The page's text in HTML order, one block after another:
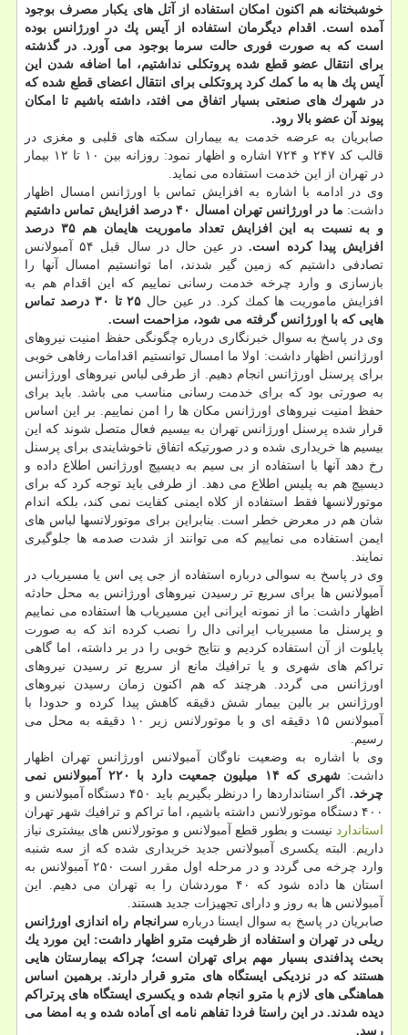
خوشبختانه هم اكنون امكان استفاده از آتل های یكبار مصرف بوجود
آمده است. اقدام دیگرمان استفاده از آیس پك در اورژانس بوده
است كه به صورت فوری حالت سرما بوجود می آورد. در گذشته
برای انتقال عضو قطع شده پروتكلی نداشتیم، اما اضافه شدن این
آیس پك ها به ما كمك كرد پروتكلی برای انتقال اعضای قطع شده كه
در شهرك های صنعتی بسیار اتفاق می افتد، داشته باشیم تا امكان
پیوند آن عضو بالا رود.
صابریان به عرضه خدمت به بیماران سكته های قلبی و مغزی در
قالب كد ۲۴۷ و ۷۲۴ اشاره و اظهار نمود: روزانه بین ۱۰ تا ۱۲ بیمار
در تهران از این خدمت استفاده می نماید.
وی در ادامه با اشاره به افزایش تماس با اورژانس امسال اظهار
داشت:
ما در اورژانس تهران امسال ۴۰ درصد افزایش تماس داشتیم
و به نسبت به این افزایش تعداد ماموریت هایمان هم ۳۵ درصد
افزایش پیدا كرده است.
در عین حال در سال قبل ۵۴ آمبولانس
تصادفی داشتیم كه زمین گیر شدند، اما توانستیم امسال آنها را
بازسازی و وارد چرخه خدمت رسانی نماییم كه این اقدام هم به
افزایش ماموریت ها كمك كرد. در عین حال
۲۵ تا ۳۰ درصد تماس
هایی كه با اورژانس گرفته می شود، مزاحمت است.
وی در پاسخ به سوال خبرنگاری درباره چگونگی حفظ امنیت نیروهای
اورژانس اظهار داشت: اولا ما امسال توانستیم اقدامات رفاهی خوبی
برای پرسنل اورژانس انجام دهیم. از طرفی لباس نیروهای اورژانس
به صورتی بود كه برای خدمت رسانی مناسب می باشد. باید برای
حفظ امنیت نیروهای اورژانس مكان ها را امن نماییم. بر این اساس
قرار شده پرسنل اورژانس تهران به بیسیم فعال متصل شوند كه این
بیسیم ها خریداری شده و در صورتیكه اتفاق ناخوشایندی برای پرسنل
رخ دهد آنها با استفاده از بی سیم به دیسپچ اورژانس اطلاع داده و
دیسپچ هم به پلیس اطلاع می دهد. از طرفی باید توجه كرد كه برای
موتورلانسها فقط استفاده از كلاه ایمنی كفایت نمی كند، بلكه اندام
شان هم در معرض خطر است. بنابراین برای موتورلانسها لباس های
ایمن استفاده می نماییم كه می توانند از شدت صدمه ها جلوگیری
نمایند.
وی در پاسخ به سوالی درباره استفاده از جی پی اس یا مسیریاب در
آمبولانس ها برای سریع تر رسیدن نیروهای اورژانس به محل حادثه
اظهار داشت: ما از نمونه ایرانی این مسیریاب ها استفاده می نماییم
و پرسنل ما مسیریاب ایرانی دال را نصب كرده اند كه به صورت
پایلوت از آن استفاده كردیم و نتایج خوبی را در بر داشته، اما گاهی
تراكم های شهری و یا ترافیك مانع از سریع تر رسیدن نیروهای
اورژانس می گردد. هرچند كه هم اكنون زمان رسیدن نیروهای
اورژانس بر بالین بیمار شش دقیقه كاهش پیدا كرده و حدودا با
آمبولانس ۱۵ دقیقه ای و با موتورلانس زیر ۱۰ دقیقه به محل می
رسیم.
وی با اشاره به وضعیت ناوگان آمبولانس اورژانس تهران اظهار
داشت:
شهری كه ۱۴ میلیون جمعیت دارد با ۲۲۰ آمبولانس نمی
چرخد.
اگر استانداردها را درنظر بگیریم باید ۴۵۰ دستگاه آمبولانس و
۴۰۰ دستگاه موتورلانس داشته باشیم، اما تراكم و ترافیك شهر تهران
استاندارد نیست و بطور قطع آمبولانس و موتورلانس های بیشتری نیاز
داریم. البته یكسری آمبولانس جدید خریداری شده كه از سه شنبه
وارد چرخه می گردد و در مرحله اول مقرر است ۲۵۰ آمبولانس به
استان ها داده شود كه ۴۰ موردشان را به تهران می دهیم. این
آمبولانس ها به روز و دارای تجهیزات جدید هستند.
صابریان در پاسخ به سوال ایسنا دربارهسرانجام راه اندازی اورژانس
ریلی در تهران و استفاده از ظرفیت مترو اظهار داشت: این مورد یك
بحث پدافندی بسیار مهم برای تهران است؛ چراكه بیمارستان هایی
هستند كه در نزدیكی ایستگاه های مترو قرار دارند. برهمین اساس
هماهنگی های لازم با مترو انجام شده و یكسری ایستگاه های پرتراكم
دیده شدند. در این راستا فردا تفاهم نامه ای آماده شده و به امضا می
رسد.